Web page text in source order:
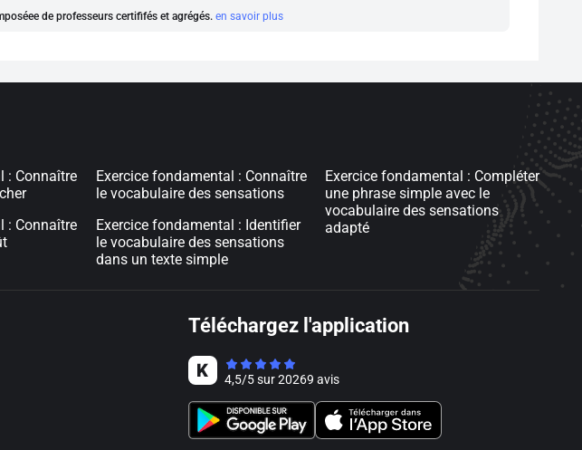
de professeurs certififés et agrégés. en savoir plus
: Connaître
: Connaître
Exercice fondamental : Connaître
le vocabulaire des sensations
Exercice fondamental : Identifier
le vocabulaire des sensations
dans un texte simple
Exercice fondamental : Compléter
une phrase simple avec le
vocabulaire des sensations
adapté
Téléchargez l'application
4,5/5sur20269 avis